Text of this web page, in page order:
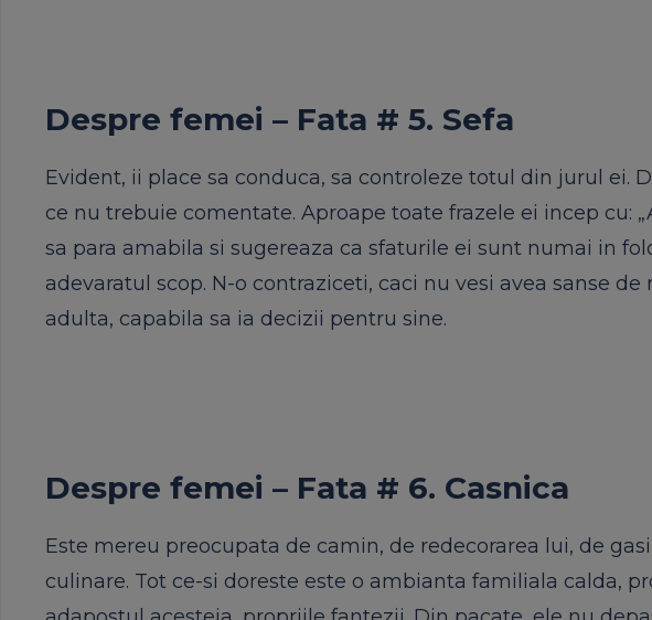
Despre femei – Fata # 5. Sefa
Evident, ii place sa conduca, sa controleze totul din jurul ei.
ce nu trebuie comentate. Aproape toate frazele ei incep cu:
sa para amabila si sugereaza ca sfaturile ei sunt numai in
adevaratul scop. N-o contraziceti, caci nu vesi avea sanse
adulta, capabila sa ia decizii pentru sine.
Despre femei – Fata # 6. Casnica
Este mereu preocupata de camin, de redecorarea lui, de
culinare. Tot ce-si doreste este o ambianta familiala calda,